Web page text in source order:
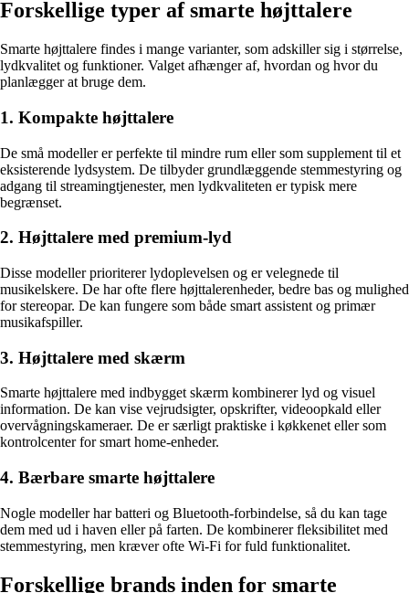
Forskellige typer af smarte højttalere
Smarte højttalere findes i mange varianter, som adskiller sig i størrelse,
lydkvalitet og funktioner. Valget afhænger af, hvordan og hvor du
planlægger at bruge dem.
1. Kompakte højttalere
De små modeller er perfekte til mindre rum eller som supplement til et
eksisterende lydsystem. De tilbyder grundlæggende stemmestyring og
adgang til streamingtjenester, men lydkvaliteten er typisk mere
begrænset.
2. Højttalere med premium-lyd
Disse modeller prioriterer lydoplevelsen og er velegnede til
musikelskere. De har ofte flere højttalerenheder, bedre bas og mulighed
for stereopar. De kan fungere som både smart assistent og primær
musikafspiller.
3. Højttalere med skærm
Smarte højttalere med indbygget skærm kombinerer lyd og visuel
information. De kan vise vejrudsigter, opskrifter, videoopkald eller
overvågningskameraer. De er særligt praktiske i køkkenet eller som
kontrolcenter for smart home-enheder.
4. Bærbare smarte højttalere
Nogle modeller har batteri og Bluetooth-forbindelse, så du kan tage
dem med ud i haven eller på farten. De kombinerer fleksibilitet med
stemmestyring, men kræver ofte Wi-Fi for fuld funktionalitet.
Forskellige brands inden for smarte